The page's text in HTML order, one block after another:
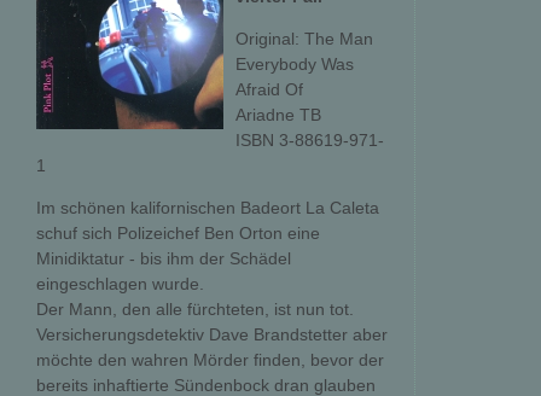
Original: The Man
Everybody Was
Afraid Of
Ariadne TB
ISBN 3-88619-971-
1
Im schönen kalifornischen Badeort La Caleta
schuf sich Polizeichef Ben Orton eine
Minidiktatur - bis ihm der Schädel
eingeschlagen wurde.
Der Mann, den alle fürchteten, ist nun tot.
Versicherungsdetektiv Dave Brandstetter aber
möchte den wahren Mörder finden, bevor der
bereits inhaftierte Sündenbock dran glauben